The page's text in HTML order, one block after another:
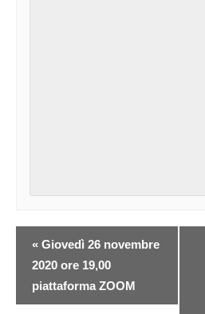
« Giovedì 26 novembre
2020 ore 19,00
piattaforma ZOOM